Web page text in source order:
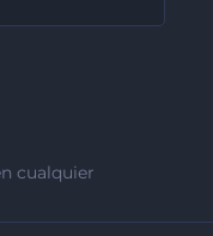
cualquier